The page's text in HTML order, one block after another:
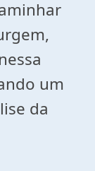
um
da